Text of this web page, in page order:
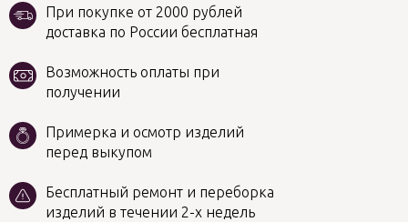
Бесплатный ремонт и переборка
изделий в течении 2-х недель
Примерка и осмотр изделий
перед выкупом
Возможность оплаты при
получении
При покупке от 2000 рублей
доставка по России бесплатная